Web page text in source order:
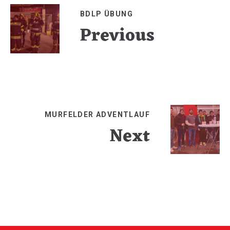
BDLP ÜBUNG
Previous
MURFELDER ADVENTLAUF
Next